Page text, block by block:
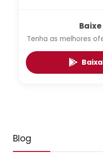
Baixe
Tenha as melhores
Blog